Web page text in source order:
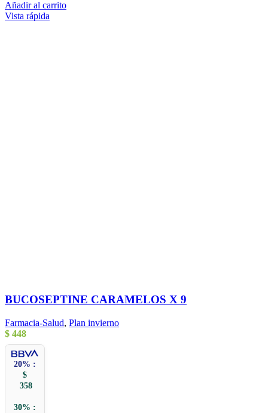
Añadir al carrito
Vista rápida
BUCOSEPTINE CARAMELOS X 9
Farmacia-Salud, Plan invierno
$ 448
20% :
$
358
30% :